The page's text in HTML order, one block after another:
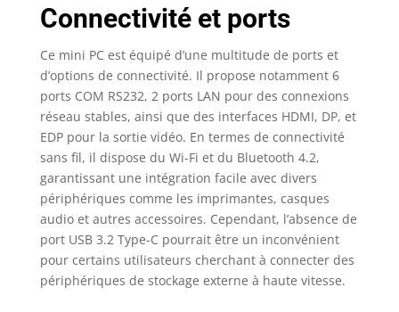
d’espace et facile à
grand boîtier
d'ordinateur, mais il
possède toutes les
fonctions d'un
ordinateur normal ,
avec des
performances très
puissantes. 【Ultra-
stabilité &
Connectabilité forte】
Utilisant le Wi-Fi
double bande (2,4 G +
5,0 G), Bluetooth 4.0 et
Connectivité et ports
Ce mini PC est équipé d’une multitude de ports et
d’options de connectivité. Il propose notamment 6
ports COM RS232, 2 ports LAN pour des connexions
réseau stables, ainsi que des interfaces HDMI, DP, et
EDP pour la sortie vidéo. En termes de connectivité
sans fil, il dispose du Wi-Fi et du Bluetooth 4.2,
garantissant une intégration facile avec divers
périphériques comme les imprimantes, casques
audio et autres accessoires. Cependant, l’absence de
port USB 3.2 Type-C pourrait être un inconvénient
pour certains utilisateurs cherchant à connecter des
périphériques de stockage externe à haute vitesse.